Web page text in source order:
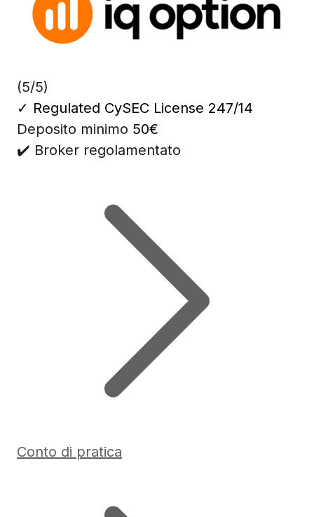
(5/5)
✓ Regulated CySEC License 247/14
Deposito minimo 50€
✔️ Broker regolamentato
Conto di pratica